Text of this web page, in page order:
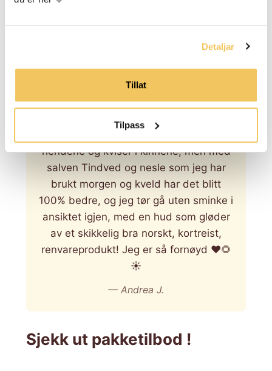
Detaljar
Tillat
Tilpass
LEGG TIL
★★★★★
hendene og kviser i kinnene, men med
salven Tindved og nesle som jeg har
brukt morgen og kveld har det blitt
100% bedre, og jeg tør gå uten sminke i
ansiktet igjen, med en hud som gløder
av et skikkelig bra norskt, kortreist,
renvareprodukt! Jeg er så fornøyd ❤️🌻
☀️
— Andrea J.
Sjekk ut pakketilbod !